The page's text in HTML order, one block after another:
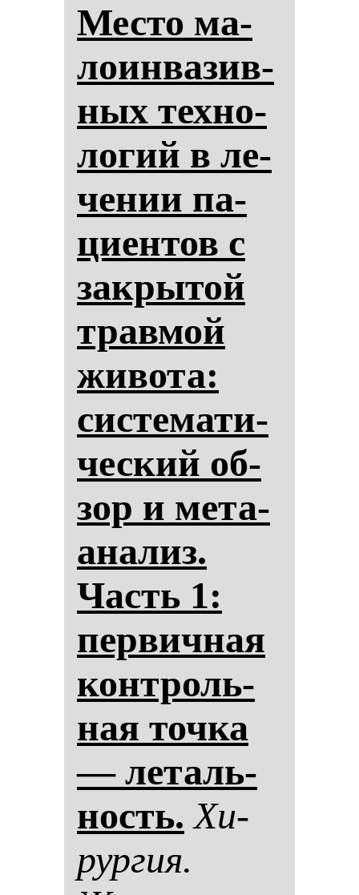
Мес­то ма­
ло­ин­ва­зив­
ных тех­но­
ло­гий в ле­
че­нии па­
ци­ен­тов с
зак­ры­той
трав­мой
жи­во­та:
сис­те­ма­ти­
чес­кий об­
зор и ме­та­
ана­лиз.
Часть 1:
пер­вич­ная
кон­троль­
ная точ­ка
— ле­таль­
ность. Хи­
рур­гия.